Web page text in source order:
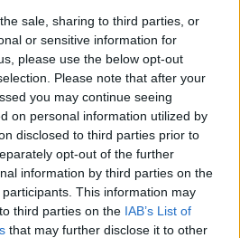
sale, sharing to third parties, or
or sensitive information for
please use the below opt-out
Please note that after your
you may continue seeing
on personal information utilized by
disclosed to third parties prior to
opt-out of the further
information by third parties on the
participants. This information may
third parties on the IAB’s List of
that may further disclose it to other
- Academy for Ads